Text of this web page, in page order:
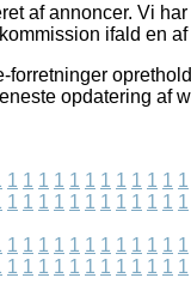
af annoncer. Vi
ifald en
forretninger
opdatering af
1 1 1 1 1 1 1 1 1 1 1 1
1 1 1 1 1 1 1 1 1 1 1 1
1 1 1 1 1 1 1 1 1 1 1 1
1 1 1 1 1 1 1 1 1 1 1 1